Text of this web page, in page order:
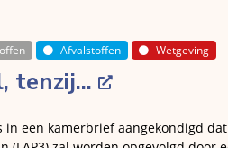
Afvalstoffen Wetgeving
tenzij...
in een kamerbrief aangekondigd